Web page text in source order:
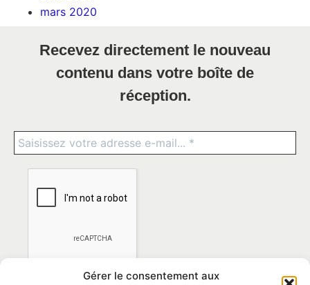
Gérer le consentement aux
mars 2020
Recevez directement le nouveau
contenu dans votre boîte de
réception.